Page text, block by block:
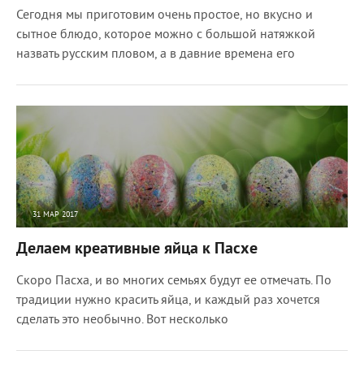
Сегодня мы приготовим очень простое, но вкусно и
сытное блюдо, которое можно с большой натяжкой
назвать русским пловом, а в давние времена его
31 МАР 2017
Делаем креативные яйца к Пасхе
Скоро Пасха, и во многих семьях будут ее отмечать. По
традиции нужно красить яйца, и каждый раз хочется
сделать это необычно. Вот несколько